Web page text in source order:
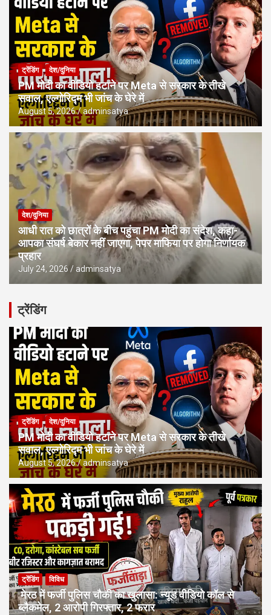
ट्रेंडिंग देश/दुनिया
PM मोदी का वीडियो हटाने पर Meta से सरकार के तीखे
सवाल, एल्गोरिद्म भी जांच के घेरे में
August 5, 2026 adminsatya
देश/दुनिया
आधी रात को छात्रों के बीच पहुंचा PM मोदी का संदेश, कहा-
आपका संघर्ष बेकार नहीं जाएगा, पेपर माफिया पर होगा निर्णायक
प्रहार
July 24, 2026 adminsatya
ट्रेंडिंग
ट्रेंडिंग देश/दुनिया
PM मोदी का वीडियो हटाने पर Meta से सरकार के तीखे
सवाल, एल्गोरिद्म भी जांच के घेरे में
August 5, 2026 adminsatya
ट्रेंडिंग विविध
मेरठ में फर्जी पुलिस चौकी का खुलासा: न्यूड वीडियो कॉल से
ब्लैकमेल, 2 आरोपी गिरफ्तार, 2 फरार